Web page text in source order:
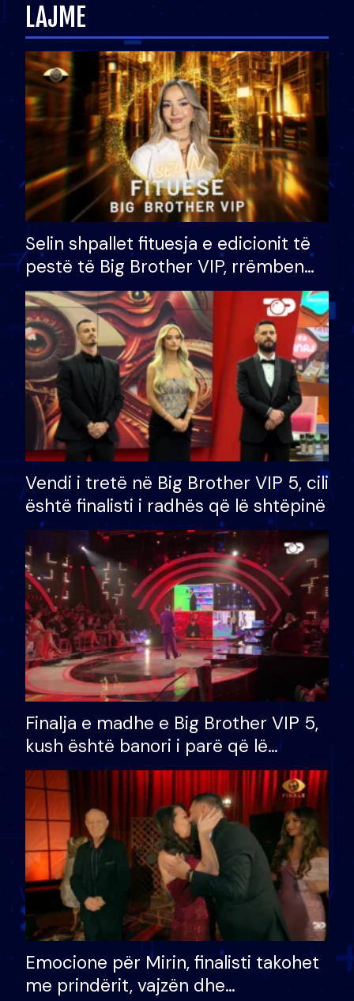
LAJME
Selin shpallet fituesja e edicionit të
pestë të Big Brother VIP, rrëmben
çmimin e madh prej 100 mijë eurosh
Vendi i tretë në Big Brother VIP 5, cili
është finalisti i radhës që lë shtëpinë
Finalja e madhe e Big Brother VIP 5,
kush është banori i parë që lë
shtëpinë dhe humb mundësinë për
të fituar çmimin e madh
Emocione për Mirin, finalisti takohet
me prindërit, vajzën dhe